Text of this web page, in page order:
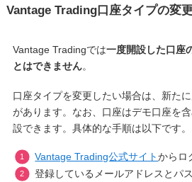
Vantage Trading口座タイプの変
Vantage Tradingでは一度開設した口座
とはできません。
口座タイプを変更したい場合は、新た
があります。なお、口座はデモ口座を
設できます。具体的な手順は以下です。
Vantage Trading公式サイトからロ
登録しているメールアドレスとパ